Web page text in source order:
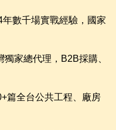
數千場實戰經驗，國家
家總代理，B2B採購、
篇全台公共工程、廠房